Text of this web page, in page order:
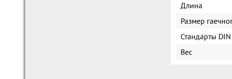
Длина
Размер
Стандарты DIN
Вес